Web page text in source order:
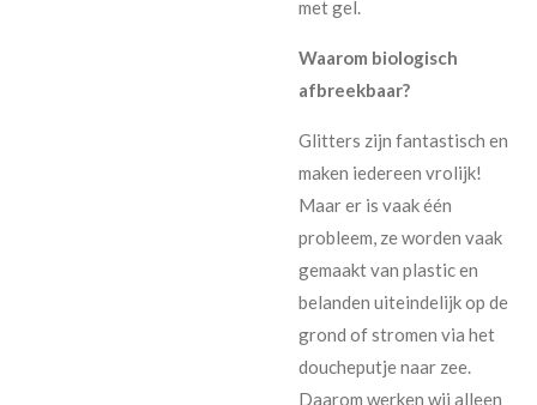
met gel.
Waarom biologisch
afbreekbaar?
Glitters zijn fantastisch en
maken iedereen vrolijk!
Maar er is vaak één
probleem, ze worden vaak
gemaakt van plastic en
belanden uiteindelijk op de
grond of stromen via het
doucheputje naar zee.
Daarom werken wij alleen